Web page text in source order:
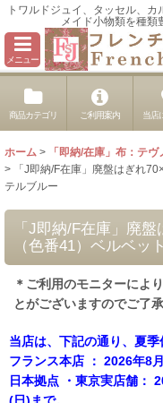
トワルドジュイ、タッセル、
メイド小物類を種類
メニュー
商品カテゴリ ご利用案内 当店
ホーム > 「即納/在庫」布：テ
>
「J即納/F在庫」廃盤はぎれ
テルブルー
「J即納/F在庫」廃
（色番41）ベルベッ
＊ご利用のモニターによ
とがございますのでご了承
当店は、下記の通り、夏季
フランス本店 ： 2026年8
日本拠点 ・東京実店舗：